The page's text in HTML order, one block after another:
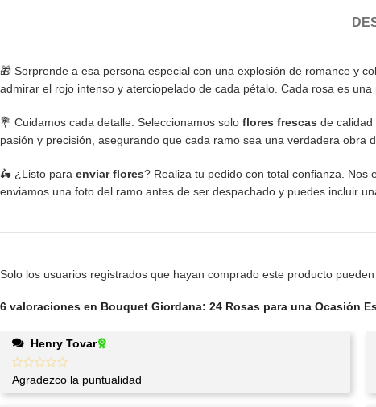
🎁 Sorprende a esa persona especial con una explosión de romance y
admirar el rojo intenso y aterciopelado de cada pétalo. Cada rosa es
💐 Cuidamos cada detalle. Seleccionamos solo flores frescas de calidad
pasión y precisión, asegurando que cada ramo sea una verdadera obra
🛵 ¿Listo para enviar flores? Realiza tu pedido con total confianza.
enviamos una foto del ramo antes de ser despachado y puedes incluir
6 valoraciones en Bouquet Giordana: 24 Rosas para una Ocasión
Henry Tovar
Agradezco la puntualidad
Solo los usuarios registrados que hayan comprado este producto pueden